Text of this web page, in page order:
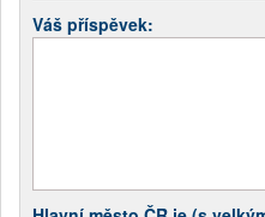
Váš příspěvek: